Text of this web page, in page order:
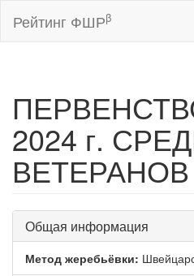
Рейтинг ФШРβ
2024 г.
ВЕТЕРАНОВ
Общая информация
Метод жеребьёвки: